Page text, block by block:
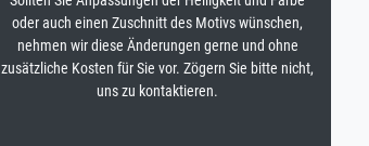
oder auch einen Zuschnitt des Motivs wünschen,
nehmen wir diese Änderungen gerne und ohne
zusätzliche Kosten für Sie vor. Zögern Sie bitte nicht,
uns zu kontaktieren.